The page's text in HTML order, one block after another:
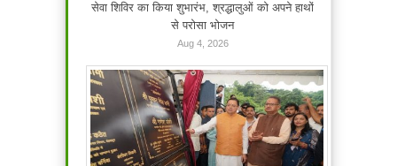
सेवा शिविर का किया शुभारंभ, श्रद्धालुओं को अपने हाथों
से परोसा भोजन
Aug 4, 2026